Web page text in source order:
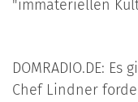
"immateriellen
DOMRADIO.DE:
Chef Lindner